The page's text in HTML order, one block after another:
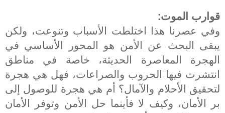
قوارب الموت:
وفي عصرنا هذا اختلطت الأسباب وتنوعت، ولكن
يبقى البحث عن الأمن هو المحور الأساسي في
الهجرة المعاصرة الحديثة، خاصة في مناطق
انتشرت فيها الحروب والصراعات، فهل هي هجرة
لتحقيق الأحلام والآمال؟ أم هي هجرة للوصول إلى
بر الأمان، وكيف لا فأينما حل الأمن وتوفر الأمان